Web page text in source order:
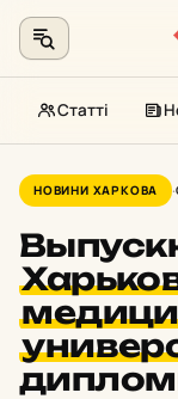
до
контенту
Статті
НОВИНИ ХАРКОВА